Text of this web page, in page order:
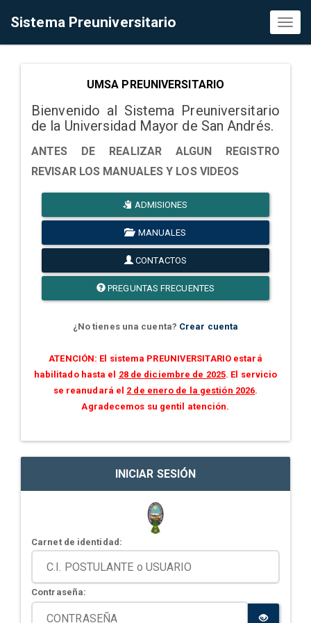
Sistema Preuniversitario
UMSA PREUNIVERSITARIO
Bienvenido al Sistema Preuniversitario
de la Universidad Mayor de San Andrés.
ANTES DE REALIZAR ALGUN REGISTRO
REVISAR LOS MANUALES Y LOS VIDEOS
ADMISIONES
MANUALES
CONTACTOS
PREGUNTAS FRECUENTES
¿No tienes una cuenta? Crear cuenta
ATENCIÓN: El sistema PREUNIVERSITARIO estará
habilitado hasta el 28 de diciembre de 2025. El servicio
se reanudará el 2 de enero de la gestión 2026.
Agradecemos su gentil atención.
INICIAR SESIÓN
Carnet de identidad:
Contraseña: